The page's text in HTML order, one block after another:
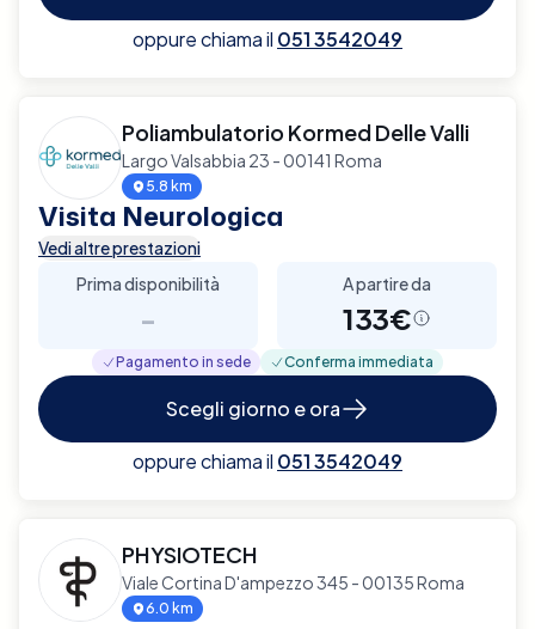
oppure chiama il 051 3542049
Poliambulatorio Kormed Delle Valli
Largo Valsabbia 23 - 00141 Roma
5.8 km
Visita Neurologica
Vedi altre prestazioni
Prima disponibilità
-
A partire da
133€
Pagamento in sede Conferma immediata
Scegli giorno e ora
oppure chiama il 051 3542049
PHYSIOTECH
Viale Cortina D'ampezzo 345 - 00135 Roma
6.0 km